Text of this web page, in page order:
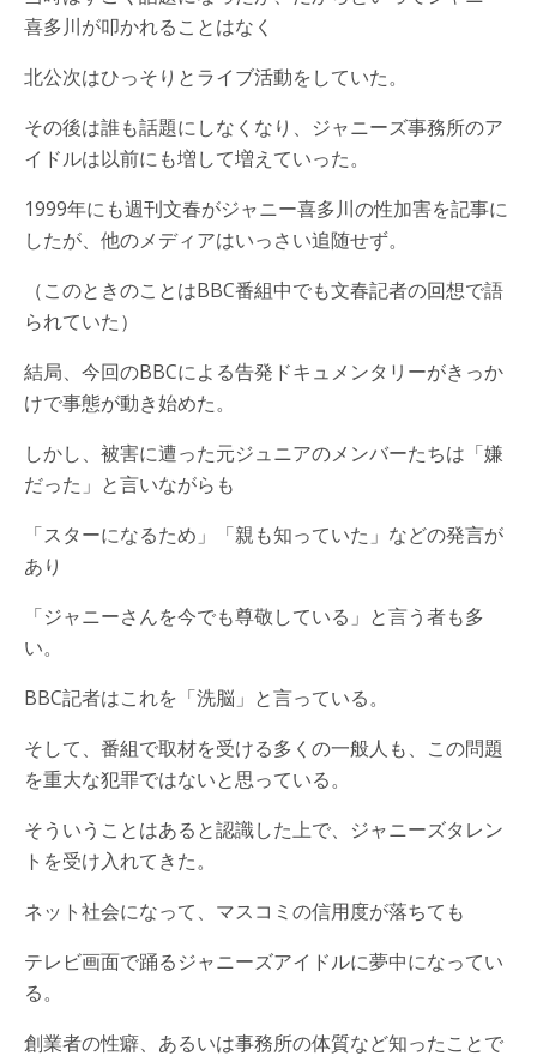
喜多川が叩かれることはなく
北公次はひっそりとライブ活動をしていた。
その後は誰も話題にしなくなり、ジャニーズ事務所のア
イドルは以前にも増して増えていった。
1999年にも週刊文春がジャニー喜多川の性加害を記事に
したが、他のメディアはいっさい追随せず。
（このときのことはBBC番組中でも文春記者の回想で語
られていた）
結局、今回のBBCによる告発ドキュメンタリーがきっか
けで事態が動き始めた。
しかし、被害に遭った元ジュニアのメンバーたちは「嫌
だった」と言いながらも
「スターになるため」「親も知っていた」などの発言が
あり
「ジャニーさんを今でも尊敬している」と言う者も多
い。
BBC記者はこれを「洗脳」と言っている。
そして、番組で取材を受ける多くの一般人も、この問題
を重大な犯罪ではないと思っている。
そういうことはあると認識した上で、ジャニーズタレン
トを受け入れてきた。
ネット社会になって、マスコミの信用度が落ちても
テレビ画面で踊るジャニーズアイドルに夢中になってい
る。
創業者の性癖、あるいは事務所の体質など知ったことで